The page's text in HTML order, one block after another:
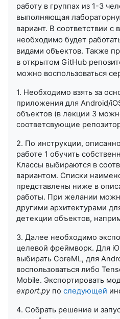
работу в группах из 1-3
выполняющая
вариант. В соответствии
необходимо будет
видами объектов. Также
в открытом GitHub
можно воспользоваться
1. Необходимо взять за
приложения для Android/
объектов (в лекции 3
соответсвующие
2. По инструкции,
работе 1 обучить
Классы выбираются в
вариантом. Списки
представлены ниже в
работы. При желании
другими архитектурами
детекции объектов,
3. Далее необходимо
целевой фреймворк. Для
выбирать CoreML, для
воспользоваться либо
Mobile. Экспортировать
export.py по следующей
4. Собрать решение и